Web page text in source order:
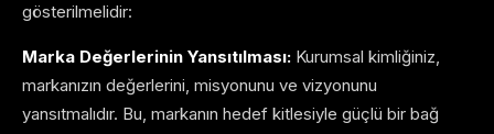
gösterilmelidir:
Marka Değerlerinin Yansıtılması: Kurumsal kimliğiniz,
markanızın değerlerini, misyonunu ve vizyonunu
yansıtmalıdır. Bu, markanın hedef kitlesiyle güçlü bir bağ